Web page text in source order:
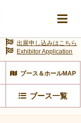
ブース＆ホールMAP
ブース一覧
出展申し込みはこちら
Exhibitor Application